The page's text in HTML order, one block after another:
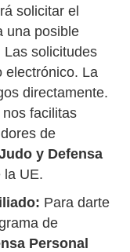
solicitar el
una posible
Las solicitudes
electrónico. La
directamente.
facilitas
de
y Defensa
la UE.
Para darte
de
Personal